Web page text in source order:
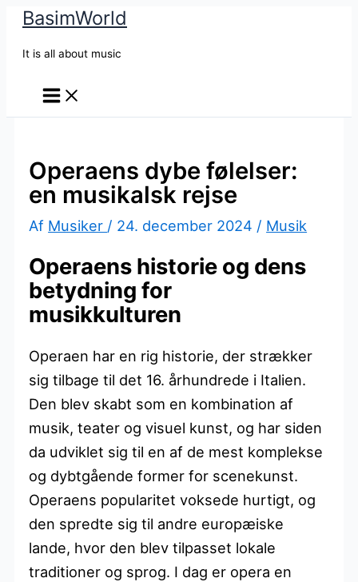
BasimWorld
It is all about music
Operaens dybe følelser:
en musikalsk rejse
Af Musiker / 24. december 2024 / Musik
Operaens historie og dens
betydning for
musikkulturen
Operaen har en rig historie, der strækker
sig tilbage til det 16. århundrede i Italien.
Den blev skabt som en kombination af
musik, teater og visuel kunst, og har siden
da udviklet sig til en af de mest komplekse
og dybtgående former for scenekunst.
Operaens popularitet voksede hurtigt, og
den spredte sig til andre europæiske
lande, hvor den blev tilpasset lokale
traditioner og sprog. I dag er opera en